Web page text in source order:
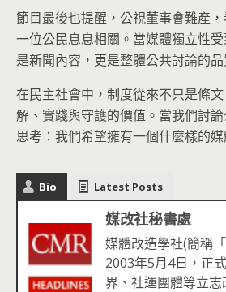
節目最後也提醒，公視董事會難產
一位公民息息相關。當媒體獨立性
是新聞內容，更是整體公共討論的品
在民主社會中，制度從來不只是條
解、實踐與守護的價值。當我們討
思考：我們希望擁有一個什麼樣的媒
Bio Latest Posts
媒改社秘書處
媒體改造學社(簡稱
2003年5月4日，正
界、社運團體等立